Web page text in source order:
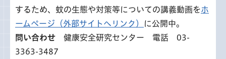
するため、蚊の生態や対策等についての講義動画をホ
ームページ（外部サイトへリンク）
に公開中。
問い合わせ 健康安全研究センター 電話 03-
3363-3487